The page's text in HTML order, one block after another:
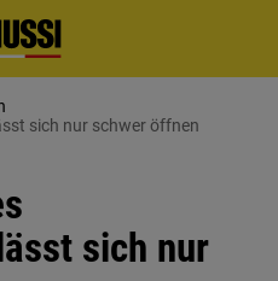
sich nur schwer öffnen
sich nur